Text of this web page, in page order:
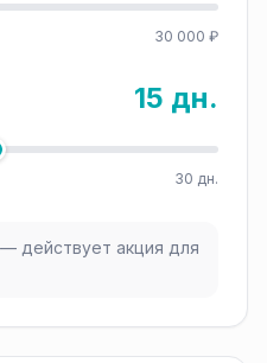
30 000 ₽
15 дн.
30 дн.
— действует акция для